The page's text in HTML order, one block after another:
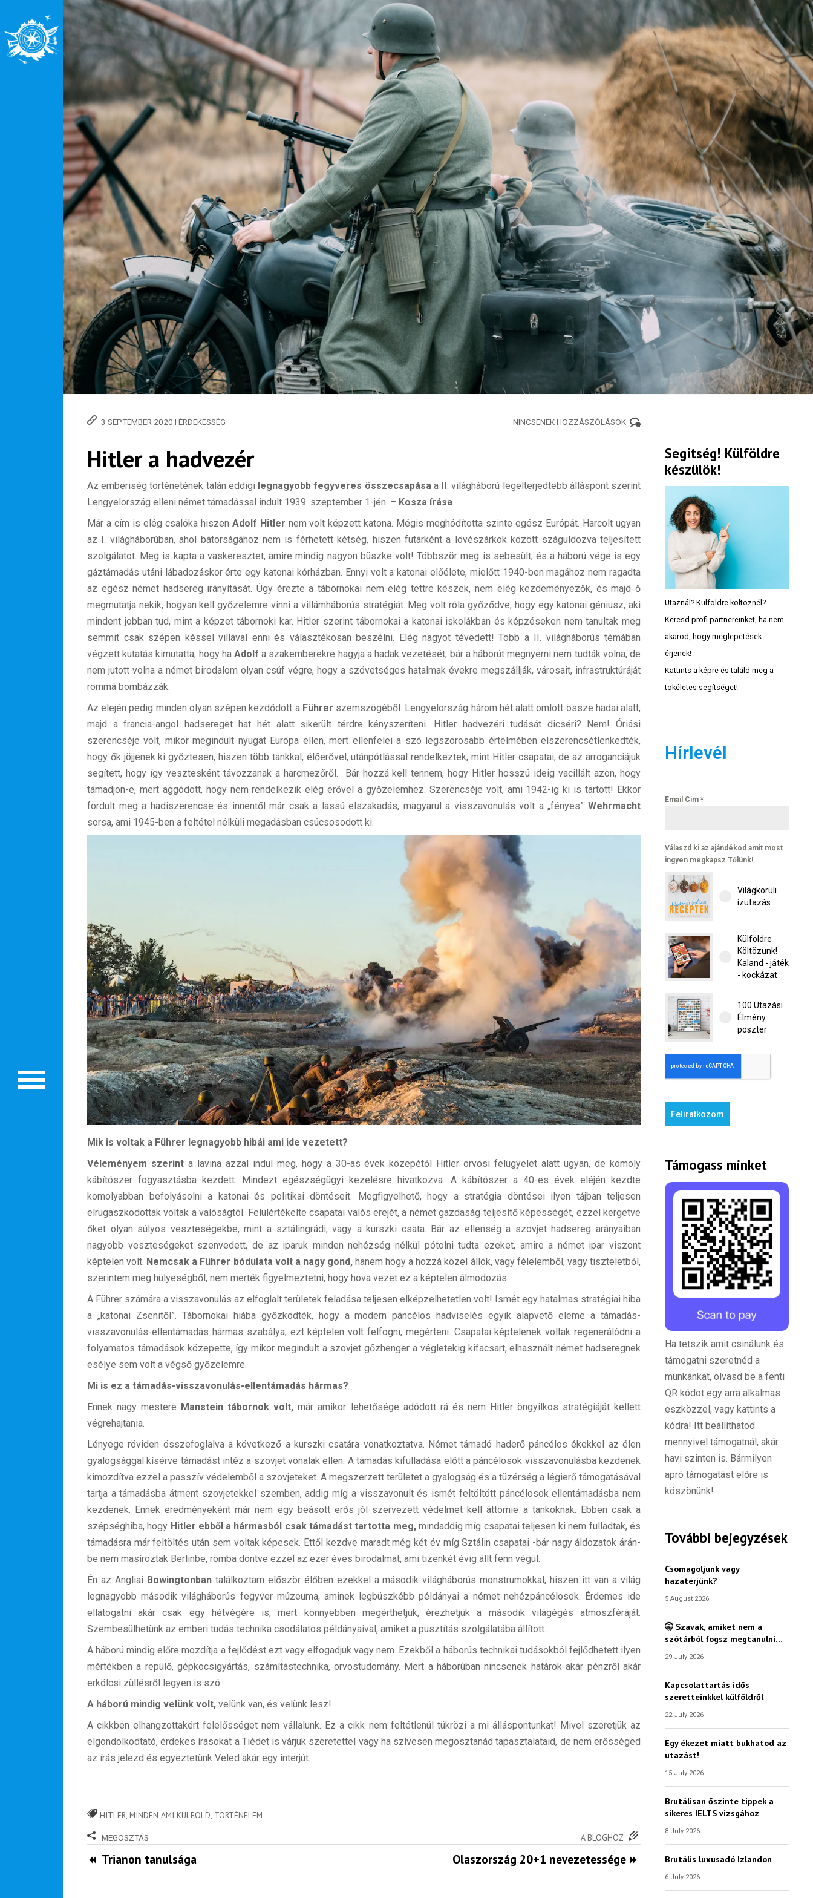
Rólunk
Külföldre költöznék!
Szakértőink
Beutazási engedélyek
Online bolt
Rendezvények
BLOG
Partnerprogram
Külföldi munkaajánlatok
Válaszd ki az ajándékod amit
most ingyen megkapsz Tőlünk!
Világkörüli
3 SEPTEMBER 2020 | ÉRDEKESSÉG NINCSENEK HOZZÁSZÓLÁSOK
Hitler a hadvezér
Az emberiség történetének talán eddigi legnagyobb fegyveres összecsapásaa II. világháború legelterjedtebb álláspont szerint
Lengyelország elleni német támadással indult 1939. szeptember 1-jén. – Kosza írása
Már a cím is elég csalóka hiszen Adolf Hitler nem volt képzett katona. Mégis meghódította szinte egész Európát. Harcolt ugyan
az I. világháborúban, ahol bátorságához nem is férhetett kétség, hiszen futárként a lövészárkok között száguldozva teljesített
szolgálatot. Meg is kapta a vaskeresztet, amire mindig nagyon büszke volt! Többször meg is sebesült, és a háború vége is egy
gáztámadás utáni lábadozáskor érte egy katonai kórházban. Ennyi volt a katonai előélete, mielőtt 1940-ben magához nem ragadta
az egész német hadsereg irányítását. Úgy érezte a tábornokai nem elég tettre készek, nem elég kezdeményezők, és majd ő
megmutatja nekik, hogyan kell győzelemre vinni a villámháborús stratégiát. Meg volt róla győződve, hogy egy katonai géniusz, aki
mindent jobban tud, mint a képzet tábornoki kar. Hitler szerint tábornokai a katonai iskolákban és képzéseken nem tanultak meg
semmit csak szépen késsel villával enni és választékosan beszélni. Elég nagyot tévedett! Több a II. világháborús témában
végzett kutatás kimutatta, hogy haAdolf a szakemberekre hagyja a hadak vezetését, bár a háborút megnyerni nem tudták volna, de
nem jutott volna a német birodalom olyan csúf végre, hogy a szövetséges hatalmak évekre megszállják, városait, infrastruktúráját
rommá bombázzák.
Az elején pedig minden olyan szépen kezdődött a Führer szemszögéből. Lengyelország három hét alatt omlott össze hadai alatt,
majd a francia-angol hadsereget hat hét alatt sikerült térdre kényszeríteni. Hitler hadvezéri tudását dicséri? Nem! Óriási
szerencséje volt, mikor megindult nyugat Európa ellen, mert ellenfelei a szó legszorosabb értelmében elszerencsétlenkedték,
hogy ők jöjjenek ki győztesen, hiszen több tankkal, élőerővel, utánpótlással rendelkeztek, mint Hitler csapatai, de az arroganciájuk
segített, hogy így vesztesként távozzanak a harcmezőről. Bár hozzá kell tennem, hogy Hitler hosszú ideig vacillált azon, hogy
támadjon-e, mert aggódott, hogy nem rendelkezik elég erővel a győzelemhez. Szerencséje volt, ami 1942-ig ki is tartott! Ekkor
fordult meg a hadiszerencse és innentől már csak a lassú elszakadás, magyarul a visszavonulás volt a „fényes” Wehrmacht
sorsa, ami 1945-ben a feltétel nélküli megadásban csúcsosodott ki.
Mik is voltak a Führer legnagyobb hibái ami ide vezetett?
Véleményem szerint a lavina azzal indul meg, hogy a 30-as évek közepétől Hitler orvosi felügyelet alatt ugyan, de komoly
kábítószer fogyasztásba kezdett. Mindezt egészségügyi kezelésre hivatkozva. A kábítószer a 40-es évek eléjén kezdte
komolyabban befolyásolni a katonai és politikai döntéseit. Megfigyelhető, hogy a stratégia döntései ilyen tájban teljesen
elrugaszkodottak voltak a valóságtól. Felülértékelte csapatai valós erejét, a német gazdaság teljesítő képességét, ezzel kergetve
őket olyan súlyos veszteségekbe, mint a sztálingrádi, vagy a kurszki csata. Bár az ellenség a szovjet hadsereg arányaiban
nagyobb veszteségeket szenvedett, de az iparuk minden nehézség nélkül pótolni tudta ezeket, amire a német ipar viszont
képtelen volt. Nemcsak a Führer bódulata volt a nagy gond,hanem hogy a hozzá közel állók, vagy félelemből, vagy tiszteletből,
szerintem meg hülyeségből, nem merték figyelmeztetni, hogy hova vezet ez a képtelen álmodozás.
A Führer számára a visszavonulás az elfoglalt területek feladása teljesen elképzelhetetlen volt! Ismét egy hatalmas stratégiai hiba
a „katonai Zsenitől”. Tábornokai hiába győzködték, hogy a modern páncélos hadviselés egyik alapvető eleme a támadás-
visszavonulás-ellentámadás hármas szabálya, ezt képtelen volt felfogni, megérteni. Csapatai képtelenek voltak regenerálódni a
folyamatos támadások közepette, így mikor megindult a szovjet gőzhenger a végletekig kifacsart, elhasznált német hadseregnek
esélye sem volt a végső győzelemre.
Mi is ez a támadás-visszavonulás-ellentámadás hármas?
Ennek nagy mestere Manstein tábornok volt, már amikor lehetősége adódott rá és nem Hitler öngyilkos stratégiáját kellett
végrehajtania.
Lényege röviden összefoglalva a következő a kurszki csatára vonatkoztatva. Német támadó haderő páncélos ékekkel az élen
gyalogsággal kísérve támadást intéz a szovjet vonalak ellen. A támadás kifulladása előtt a páncélosok visszavonulásba kezdenek
kimozdítva ezzel a passzív védelemből a szovjeteket. A megszerzett területet a gyalogság és a tüzérség a légierő támogatásával
tartja a támadásba átment szovjetekkel szemben, addig míg a visszavonult és ismét feltöltött páncélosok ellentámadásba nem
kezdenek. Ennek eredményeként már nem egy beásott erős jól szervezett védelmet kell áttörnie a tankoknak. Ebben csak a
szépséghiba, hogy Hitler ebből a hármasból csak támadást tartotta meg,mindaddig míg csapatai teljesen ki nem fulladtak, és
támadásra már feltöltés után sem voltak képesek. Ettől kezdve maradt még két év míg Sztálin csapatai -bár nagy áldozatok árán-
be nem masíroztak Berlinbe, romba döntve ezzel az ezer éves birodalmat, ami tizenkét évig állt fenn végül.
Én az Angliai Bowingtonbantalálkoztam először élőben ezekkel a második világháborús monstrumokkal, hiszen itt van a világ
legnagyobb második világháborús fegyver múzeuma, aminek legbüszkébb példányai a német nehézpáncélosok. Érdemes ide
ellátogatni akár csak egy hétvégére is, mert könnyebben megérthetjük, érezhetjük a második világégés atmoszféráját.
Szembesülhetünk az emberi tudás technika csodálatos példányaival, amiket a pusztítás szolgálatába állított.
A háború mindig előre mozdítja a fejlődést ezt vagy elfogadjuk vagy nem. Ezekből a háborús technikai tudásokból fejlődhetett ilyen
mértékben a repülő, gépkocsigyártás, számítástechnika, orvostudomány. Mert a háborúban nincsenek határok akár pénzről akár
erkölcsi züllésről legyen is szó.
A háború mindig velünk volt, velünk van, és velünk lesz!
A cikkben elhangzottakért felelősséget nem vállalunk. Ez a cikk nem feltétlenül tükrözi a mi álláspontunkat! Mivel szeretjük az
elgondolkodtató, érdekes írásokat a Tiédet is várjuk szeretettel vagy ha szívesen megosztanád tapasztalataid, de nem erősséged
az írás jelezd és egyeztetünk Veled akár egy interjút.
HITLER, MINDEN AMI KÜLFÖLD, TÖRTÉNELEM
MEGOSZTÁS A BLOGHOZ
Trianon tanulsága Olaszország 20+1 nevezetessége
Segítség! Külföldre
készülök!
Utaznál? Külföldre költöznél?
Keresd profi partnereinket, ha nem
akarod, hogy meglepetések
érjenek!
Kattints a képre és találd meg a
tökéletes segítséget!
Hírlevél
Email Cím *
Válaszd ki az ajándékod amit most
ingyen megkapsz Tőlünk!
Világkörüli
ízutazás
Külföldre
Költözünk!
Kaland - játék
- kockázat
100 Utazási
Élmény
poszter
Feliratkozom
Támogass minket
Ha tetszik amit csinálunk és
támogatni szeretnéd a
munkánkat, olvasd be a fenti
QR kódot egy arra alkalmas
eszközzel, vagy kattints a
kódra! Itt beállíthatod
mennyivel támogatnál, akár
havi szinten is. Bármilyen
apró támogatást előre is
köszönünk!
További bejegyzések
Csomagoljunk vagy
hazatérjünk?
5 August 2026
🤫 Szavak, amiket nem a
szótárból fogsz megtanulni…
29 July 2026
Kapcsolattartás idős
szeretteinkkel külföldről
22 July 2026
Egy ékezet miatt bukhatod az
utazást!
15 July 2026
Brutálisan őszinte tippek a
sikeres IELTS vizsgához
8 July 2026
Brutális luxusadó Izlandon
6 July 2026